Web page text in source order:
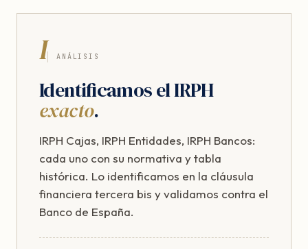
I ANÁLISIS
Identificamos el IRPH
exacto.
IRPH Cajas, IRPH Entidades, IRPH Bancos:
cada uno con su normativa y tabla
histórica. Lo identificamos en la cláusula
financiera tercera bis y validamos contra el
Banco de España.